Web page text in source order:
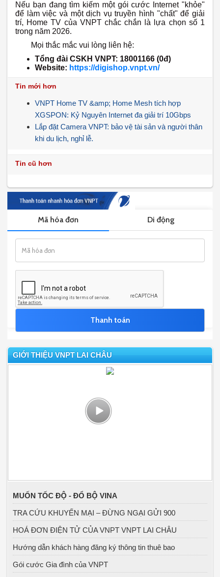
Nếu bạn đang tìm kiếm một gói cước Internet "khỏe"
để làm việc và một dịch vụ truyền hình "chất" để giải
trí, Home TV của VNPT chắc chắn là lựa chọn số 1
trong năm 2026.
Mọi thắc mắc vui lòng liên hệ:
Tổng đài CSKH VNPT: 18001166 (0đ)
Website: https://digishop.vnpt.vn/
Tin mới hơn
VNPT Home TV &amp; Home Mesh tích hợp
XGSPON: Kỷ Nguyên Internet đa giải trí 10Gbps
Lắp đặt Camera VNPT: bảo vệ tài sản và người thân
khi du lịch, nghỉ lễ.
Tin cũ hơn
GIỚI THIỆU VNPT LAI CHÂU
MUỐN TỐC ĐỘ - ĐỔ BỘ VINA
TRA CỨU KHUYẾN MẠI – ĐỪNG NGẠI GỬI 900
HOÁ ĐƠN ĐIỆN TỬ CỦA VNPT VNPT LAI CHÂU
Hướng dẫn khách hàng đăng ký thông tin thuê bao
Gói cước Gia đình của VNPT